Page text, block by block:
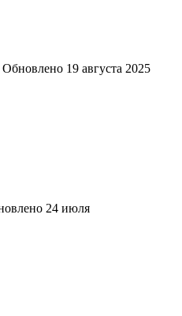
Обновлено 19 августа 2025
24 июля